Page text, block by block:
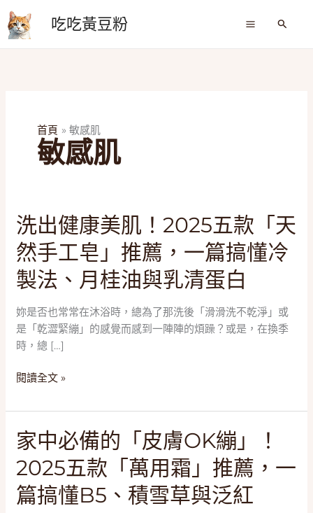
至
主
吃吃黃豆粉
搜
首頁 敏感肌
敏感肌
洗出健康美肌！2025五款「天
然手工皂」推薦，一篇搞懂冷
製法、月桂油與乳清蛋白
妳是否也常常在沐浴時，總為了那洗後「滑滑洗不乾淨」或
是「乾澀緊繃」的感覺而感到一陣陣的煩躁？或是，在換季
時，總 […]
洗
出
健
康
美
2025
五
款
「天
然
皂」
推
薦，
一
篇
閱讀全文 »
家中必備的「皮膚OK繃」！
2025五款「萬用霜」推薦，一
篇搞懂B5、積雪草與泛紅
家
中
必
備
的